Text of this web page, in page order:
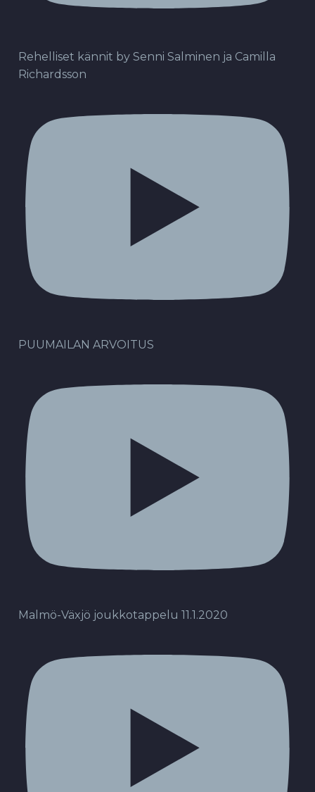
Rehelliset kännit by Senni Salminen ja Camilla
Richardsson
PUUMAILAN ARVOITUS
Malmö-Växjö joukkotappelu 11.1.2020